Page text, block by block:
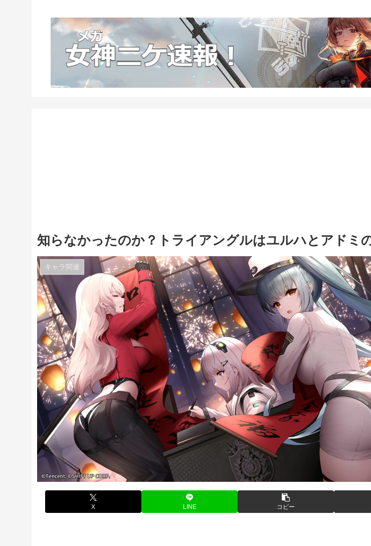
知らなかったのか？トライアングルはユルハとアドミ
キャラ関連
X LINE コピー